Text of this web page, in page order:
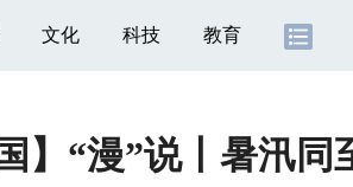
文化 科技 教育
】“漫”说丨暑汛